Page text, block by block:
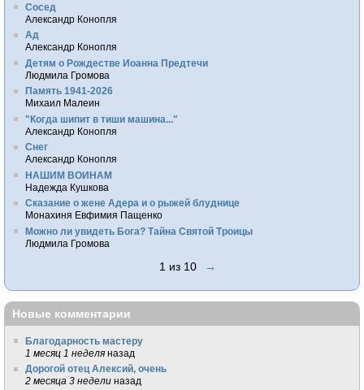
Сосед
Александр Конопля
Ад
Александр Конопля
Детям о Рождестве Иоанна Предтечи
Людмила Громова
Память 1941-2026
Михаил Малеин
"Когда шипит в тиши машина..."
Александр Конопля
Снег
Александр Конопля
НАШИМ ВОИНАМ
Надежда Кушкова
Сказание о жене Адера и о рыжей блуднице
Монахиня Евфимия Пащенко
Можно ли увидеть Бога? Тайна Святой Троицы
Людмила Громова
1 из 10 →
Новые комментарии
Благодарность мастеру
1 месяц 1 неделя назад
Дорогой отец Алексий, очень
2 месяца 3 недели назад